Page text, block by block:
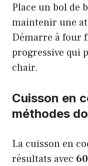
Place un bol de
maintenir une
Démarre à four
progressive qui
chair.
Cuisson en
méthodes
La cuisson en
résultats avec